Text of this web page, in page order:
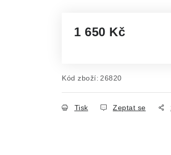
1 650 Kč
Kód zboží: 26820
Tisk Zeptat se